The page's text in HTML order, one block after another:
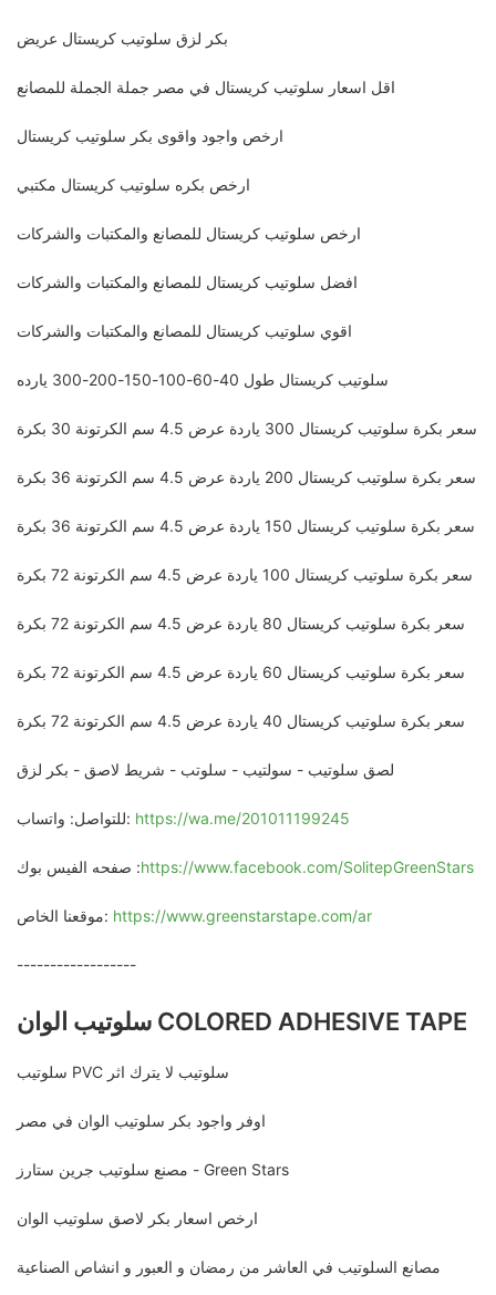
بكر لزق سلوتيب كريستال عريض
اقل اسعار سلوتيب كريستال في مصر جملة الجملة للمصانع
ارخص واجود واقوى بكر سلوتيب كريستال
ارخص بكره سلوتيب كريستال مكتبي
ارخص سلوتيب كريستال للمصانع والمكتبات والشركات
افضل سلوتيب كريستال للمصانع والمكتبات والشركات
اقوي سلوتيب كريستال للمصانع والمكتبات والشركات
سلوتيب كريستال طول 40-60-100-150-200-300 يارده
سعر بكرة سلوتيب كريستال 300 ياردة عرض 4.5 سم الكرتونة 30 بكرة
سعر بكرة سلوتيب كريستال 200 ياردة عرض 4.5 سم الكرتونة 36 بكرة
سعر بكرة سلوتيب كريستال 150 ياردة عرض 4.5 سم الكرتونة 36 بكرة
سعر بكرة سلوتيب كريستال 100 ياردة عرض 4.5 سم الكرتونة 72 بكرة
سعر بكرة سلوتيب كريستال 80 ياردة عرض 4.5 سم الكرتونة 72 بكرة
سعر بكرة سلوتيب كريستال 60 ياردة عرض 4.5 سم الكرتونة 72 بكرة
سعر بكرة سلوتيب كريستال 40 ياردة عرض 4.5 سم الكرتونة 72 بكرة
لصق سلوتيب - سولتيب - سلوتب - شريط لاصق - بكر لزق
للتواصل: واتساب: https://wa.me/201011199245
صفحه الفيس بوك :https://www.facebook.com/SolitepGreenStars
موقعنا الخاص: https://www.greenstarstape.com/ar
------------------
سلوتيب الوان COLORED ADHESIVE TAPE
سلوتيب PVC سلوتيب لا يترك اثر
اوفر واجود بكر سلوتيب الوان في مصر
مصنع سلوتيب جرين ستارز - Green Stars
ارخص اسعار بكر لاصق سلوتيب الوان
مصانع السلوتيب في العاشر من رمضان و العبور و انشاص الصناعية